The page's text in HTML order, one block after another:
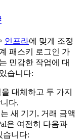
인프라에 맞게 조정
패스키 로그인 가
민감한 작업에 대
습니다:
대체하고 두 가지
다.
새 기기, 거래 금액
은 여전히 다음과
습니다: